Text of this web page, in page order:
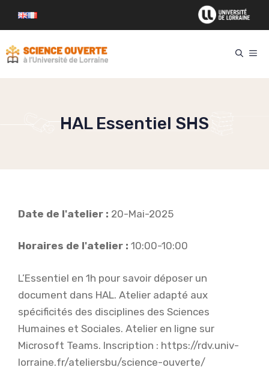
HAL Essentiel SHS
Date de l'atelier : 20-Mai-2025
Horaires de l'atelier : 10:00-10:00
L’Essentiel en 1h pour savoir déposer un
document dans HAL. Atelier adapté aux
spécificités des disciplines des Sciences
Humaines et Sociales. Atelier en ligne sur
Microsoft Teams. Inscription : https://rdv.univ-
lorraine.fr/ateliersbu/science-ouverte/